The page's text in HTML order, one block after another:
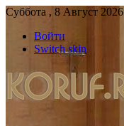
Суббота , 8 Август 2026
Войти
Switch skin